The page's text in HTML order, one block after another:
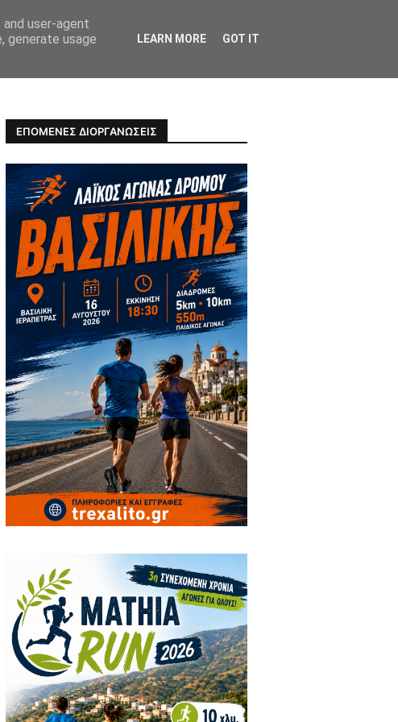
ΠΡΟΣΩΠΑ ΥΓΕΙΑ
ΕΠΟΜΕΝΕΣ ΔΙΟΡΓΑΝΩΣΕΙΣ
user-agent
generate usage
LEARN MORE GOT IT